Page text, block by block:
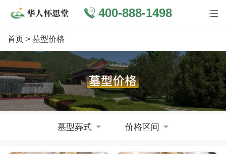
400-888-1498
首页 > 墓型价格
墓型葬式 价格区间